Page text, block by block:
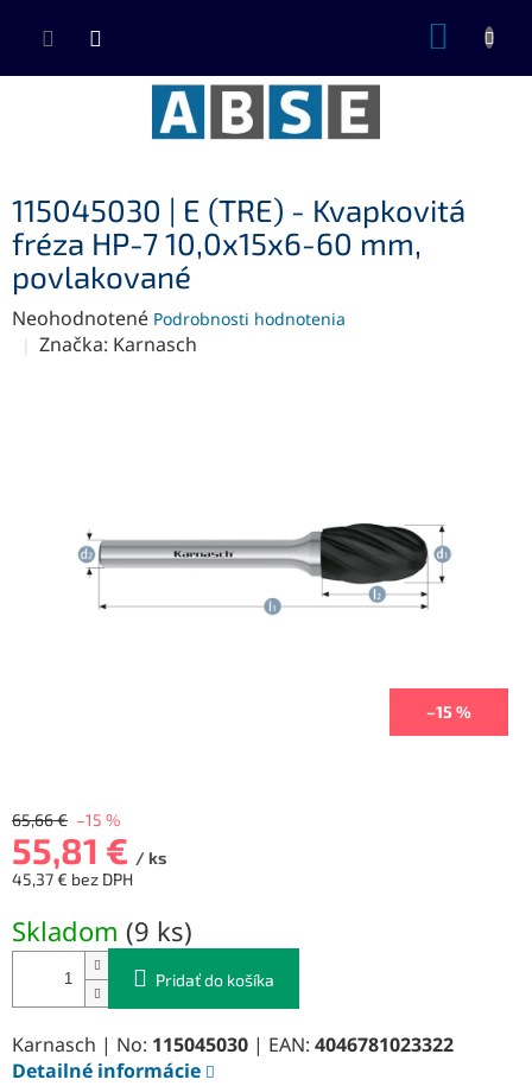
115045030 | E (TRE) - Kvapkovitá
fréza HP-7 10,0x15x6-60 mm,
povlakované
Priemerné
hodnotenie
Neohodnotené Podrobnosti hodnotenia
Značka: Karnasch
–15 %
65,66 € –15 %
55,81 € / ks
45,37 € bez DPH
cena:
Skladom (9 ks)
Pridať do košíka
Karnasch | No: 115045030 | EAN: 4046781023322
Detailné informácie